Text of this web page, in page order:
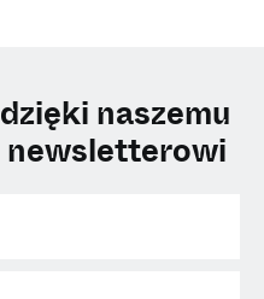
naszemu
newsletterowi